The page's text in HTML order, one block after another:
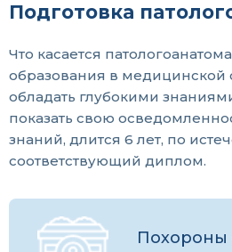
Подготовка
Что касается
образования в медицинской
обладать глубокими
показать свою
знаний, длится 6 лет, по
соответствующий диплом.
Похороны